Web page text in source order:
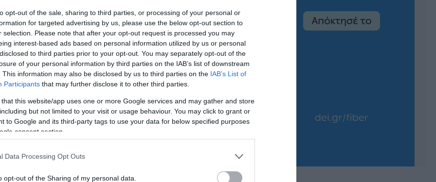
opt-out of the sale, sharing to third parties, or processing of your personal or
for targeted advertising by us, please use the below opt-out section to
selection. Please note that after your opt-out request is processed you may
interest-based ads based on personal information utilized by us or personal
to third parties prior to your opt-out. You may separately opt-out of the
of your personal information by third parties on the IAB’s list of downstream
This information may also be disclosed by us to third parties on the IAB’s List of
Participants that may further disclose it to other third parties.
that this website/app uses one or more Google services and may gather and store
but not limited to your visit or usage behaviour. You may click to grant or
to Google and its third-party tags to use your data for below specified purposes
consent section.
Data Processing Opt Outs
opt-out of the Sharing of my personal data.